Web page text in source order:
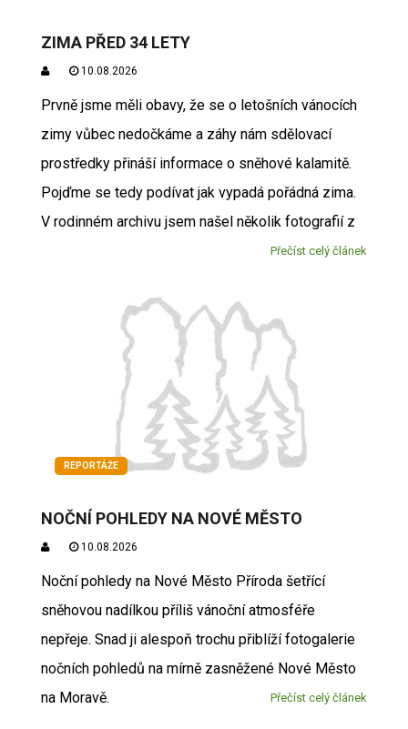
ZIMA PŘED 34 LETY
10.08.2026
Prvně jsme měli obavy, že se o letošních vánocích
zimy vůbec nedočkáme a záhy nám sdělovací
prostředky přináší informace o sněhové kalamitě.
Pojďme se tedy podívat jak vypadá pořádná zima.
V rodinném archivu jsem našel několik fotografií z
Přečíst celý článek
REPORTÁŽE
NOČNÍ POHLEDY NA NOVÉ MĚSTO
10.08.2026
Noční pohledy na Nové Město Příroda šetřící
sněhovou nadílkou příliš vánoční atmosféře
nepřeje. Snad ji alespoň trochu přiblíží fotogalerie
nočních pohledů na mírně zasněžené Nové Město
na Moravě.
Přečíst celý článek